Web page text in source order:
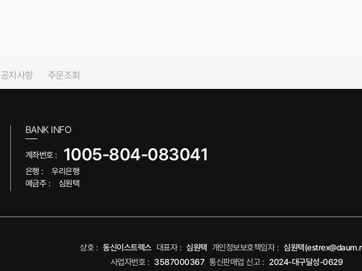
공지사항 주문조회
BANK INFO
계좌번호 : 1005-804-083041
은행 :
우리은행
예금주 :
심원택
상호 : 동신이스트렉스 대표자 : 심원택 개인정보보호책임자 : 심원택
사업자번호 : 3587000367 통신판매업 신고 : 2024-대구달성-0629